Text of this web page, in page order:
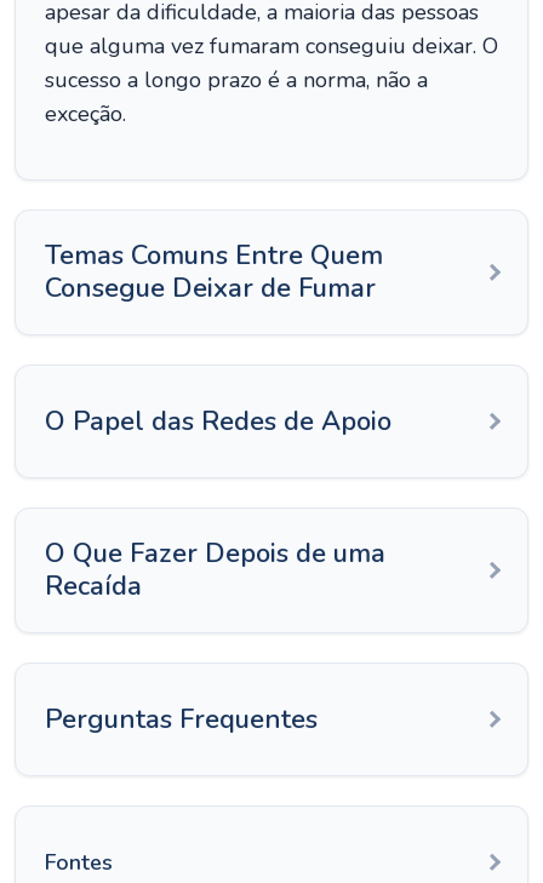
apesar da dificuldade, a maioria das pessoas
que alguma vez fumaram conseguiu deixar. O
sucesso a longo prazo é a norma, não a
exceção.
Temas Comuns Entre Quem
Consegue Deixar de Fumar
O Papel das Redes de Apoio
O Que Fazer Depois de uma
Recaída
Perguntas Frequentes
Fontes